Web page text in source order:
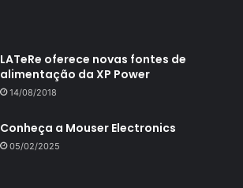
LATeRe oferece novas fontes de
alimentação da XP Power
14/08/2018
Conheça a Mouser Electronics
05/02/2025